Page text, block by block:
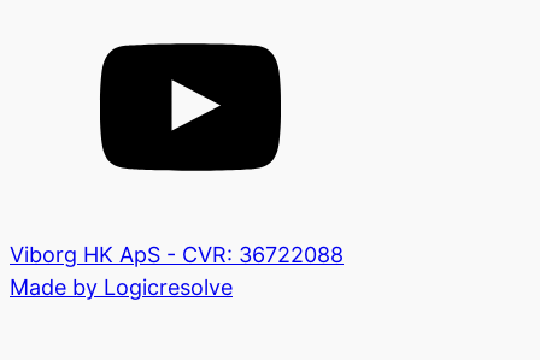
Viborg HK ApS - CVR: 36722088
Made by Logicresolve